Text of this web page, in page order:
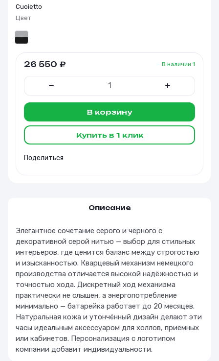
Cuoietto
Цвет
В наличии 1
26 550 ₽
В корзину
Купить в 1 клик
Поделиться
Описание
Элегантное сочетание серого и чёрного с
декоративной серой нитью — выбор для стильных
интерьеров, где ценится баланс между строгостью
и изысканностью. Кварцевый механизм немецкого
производства отличается высокой надёжностью и
точностью хода. Дискретный ход механизма
практически не слышен, а энергопотребление
минимально — батарейка работает до 20 месяцев.
Натуральная кожа и утончённый дизайн делают эти
часы идеальным аксессуаром для холлов, приёмных
или кабинетов. Персонализация с логотипом
компании добавит индивидуальности.